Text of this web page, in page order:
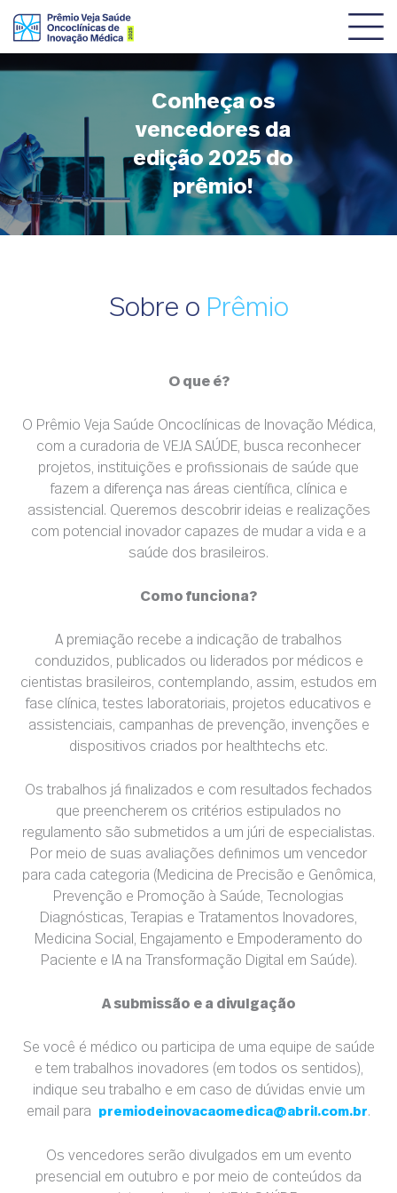
SOBRE O PRÊMIO
CATEGORIAS
NOTÍCIAS
REGULAMENTO
Conheça os
vencedores da
edição 2025 do
prêmio!
Sobre o Prêmio
O que é?
O Prêmio Veja Saúde Oncoclínicas de Inovação Médica,
com a curadoria de VEJA SAÚDE, busca reconhecer
projetos, instituições e profissionais de saúde que
fazem a diferença nas áreas científica, clínica e
assistencial. Queremos descobrir ideias e realizações
com potencial inovador capazes de mudar a vida e a
saúde dos brasileiros.
Como funciona?
A premiação recebe a indicação de trabalhos
conduzidos, publicados ou liderados por médicos e
cientistas brasileiros, contemplando, assim, estudos em
fase clínica, testes laboratoriais, projetos educativos e
assistenciais, campanhas de prevenção, invenções e
dispositivos criados por healthtechs etc.
Os trabalhos já finalizados e com resultados fechados
que preencherem os critérios estipulados no
regulamento são submetidos a um júri de especialistas.
Por meio de suas avaliações definimos um vencedor
para cada categoria (Medicina de Precisão e Genômica,
Prevenção e Promoção à Saúde, Tecnologias
Diagnósticas, Terapias e Tratamentos Inovadores,
Medicina Social, Engajamento e Empoderamento do
Paciente e IA na Transformação Digital em Saúde).
A submissão e a divulgação
Se você é médico ou participa de uma equipe de saúde
e tem trabalhos inovadores (em todos os sentidos),
indique seu trabalho e em caso de dúvidas envie um
email para
premiodeinovacaomedica@abril.com.br.
Os vencedores serão divulgados em um evento
presencial em outubro e por meio de conteúdos da